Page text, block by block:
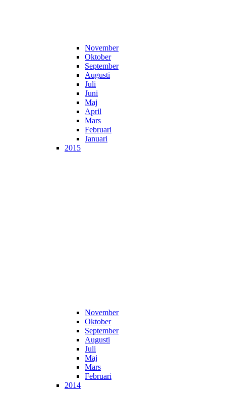
November
Oktober
September
Augusti
Juli
Juni
Maj
April
Mars
Februari
Januari
2015
November
Oktober
September
Augusti
Juli
Maj
Mars
Februari
2014